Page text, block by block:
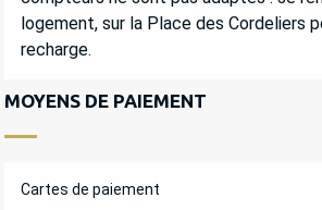
logement, sur la Place des Cordeliers
recharge.
MOYENS DE PAIEMENT
Cartes de paiement